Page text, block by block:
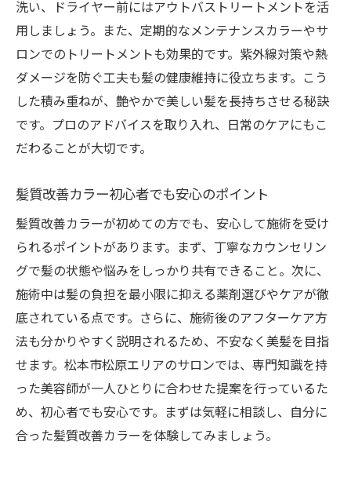
健康な髪に導く髪質改善カラー活用術
健康な髪を育む髪質改善カラーの取り入れ
方
髪質改善カラーで目指す理想のヘアケア習
髪質改善カラーが叶える美髪の秘訣を解説
未来の髪を守る髪質改善カラーのポイント
髪質改善カラーで長く艶髪を楽しむために
洗い、ドライヤー前にはアウトバストリートメントを活
用しましょう。また、定期的なメンテナンスカラーやサ
ロンでのトリートメントも効果的です。紫外線対策や熱
ダメージを防ぐ工夫も髪の健康維持に役立ちます。こう
した積み重ねが、艶やかで美しい髪を長持ちさせる秘訣
です。プロのアドバイスを取り入れ、日常のケアにもこ
だわることが大切です。
髪質改善カラー初心者でも安心のポイント
髪質改善カラーが初めての方でも、安心して施術を受け
られるポイントがあります。まず、丁寧なカウンセリン
グで髪の状態や悩みをしっかり共有できること。次に、
施術中は髪の負担を最小限に抑える薬剤選びやケアが徹
底されている点です。さらに、施術後のアフターケア方
法も分かりやすく説明されるため、不安なく美髪を目指
せます。松本市松原エリアのサロンでは、専門知識を持
った美容師が一人ひとりに合わせた提案を行っているた
め、初心者でも安心です。まずは気軽に相談し、自分に
合った髪質改善カラーを体験してみましょう。